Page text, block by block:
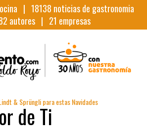
| 18138 noticias de gastronomia
autores | 21 empresas
& Sprüngli para estas Navidades
de Ti